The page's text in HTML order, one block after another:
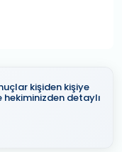
kişiden kişiye
detaylı